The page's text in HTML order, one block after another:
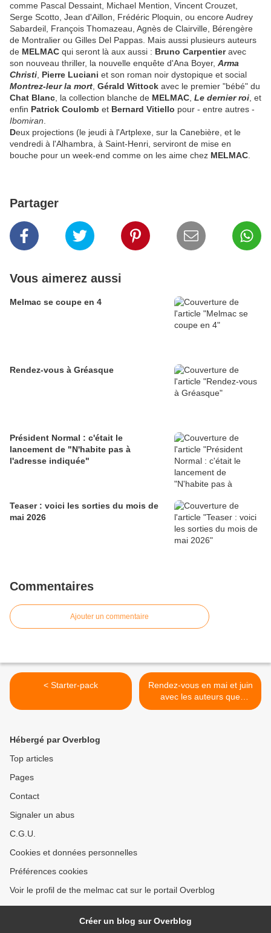
comme Pascal Dessaint, Michael Mention, Vincent Crouzet,
Serge Scotto, Jean d'Aillon, Frédéric Ploquin, ou encore Audrey
Sabardeil, François Thomazeau, Agnès de Clairville, Bérengère
de Montralier ou Gilles Del Pappas. Mais aussi plusieurs auteurs
de MELMAC qui seront là aux aussi : Bruno Carpentieravec
son nouveau thriller, la nouvelle enquête d'Ana Boyer, Arma
Christi Pierre Luciani et son roman noir dystopique et social
Montrez-leur la mort Gérald Wittock avec le premier "bébé" du
Chat Blanc , la collection blanche de MELMAC Le dernier roi , et
enfin Patrick Coulomb et Bernard Vitiello pour - entre autres -
Ibomiran
Deux projections (le jeudi à l'Artplexe, sur la Canebière, et le
vendredi à l'Alhambra, à Saint-Henri, serviront de mise en
bouche pour un week-end comme on les aime chez MELMAC
Partager
Vous aimerez aussi
Melmac se coupe en 4
Rendez-vous à Gréasque
Président Normal : c'était le
lancement de "N'habite pas à
l'adresse indiquée"
Teaser : voici les sorties du mois de
mai 2026
Commentaires
Ajouter un commentaire
< Starter-pack
Rendez-vous en mai et juin
avec les auteurs que
Melmac publie >
Hébergé par Overblog
Top articles
Pages
Contact
Signaler un abus
C.G.U.
Cookies et données personnelles
Préférences cookies
Voir le profil de the melmac cat sur le portail Overblog
Créer un blog sur Overblog